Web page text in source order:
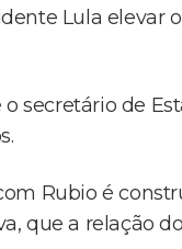
Lula elevar
secretário de
Rubio é
que a relação